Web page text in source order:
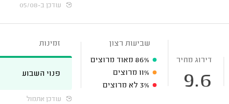
עודכן ב-05/08
דירוג מחיר
9.6
שביעות רצון
86% מאוד מרוצים
11% מרוצים
3% לא מרוצים
זמינות
פנוי השבוע
עודכן אתמול